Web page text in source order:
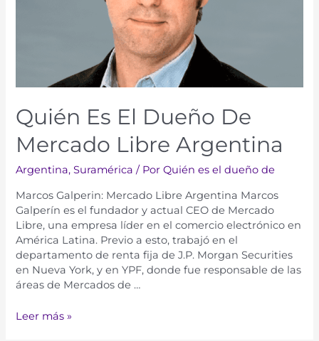
Quién Es El Dueño De
Mercado Libre Argentina
Argentina,Suramérica​​ / PorQuién es el dueño de
Marcos Galperin: Mercado Libre Argentina Marcos
Galperín es el fundador y actual CEO de Mercado
Libre, una empresa líder en el comercio electrónico en
América Latina. Previo a esto, trabajó en el
departamento de renta fija de J.P. Morgan Securities
en Nueva York, y en YPF, donde fue responsable de las
áreas de Mercados de …
Leer más »